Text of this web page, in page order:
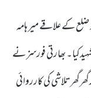
کے علاقے میر ہامہ
بھارتی فورسز نے
تلاشی کی کارروائی